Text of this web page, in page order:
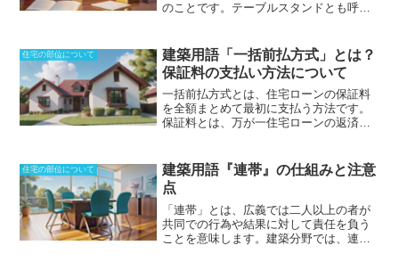
のことです。テーブルスタンドとも呼ば
明かりとして使える物から、演出として
利用されるような物までバリエーション
に富んでいます。デザインとして考えた
場合、傘の形状だけではなく、スタンド
全体のデザインをインテリアとしても活
用することができます。テーブルに置く
っている物を使えば、傘を使った間接照
明だけではない利用をすることも可能で
す。光ファイバーを使った物や、一見す
ればテーブルランプには見えないような
デザインの物まで存在し、アクセントと
しても強い役割を持たせることができま
住宅の部位について
建築用語「一括前払方式」とは？
保証料の支払い方法について
一括前払方式とは、住宅ローンの保証料
を全額まとめて最初に支払う方法です。
保証料とは、万が一住宅ローンの返済が
式では、保証会社を利用しないため、ネ
ット銀行からの住宅ローンの借り入れが
発生しないことが多いです。一括前払方
式のメリットは、毎月保証料を支払う必
要がないため、毎月の支払額を軽減でき
る点です。また、銀行の審査評価が高い
住宅の部位について
建築用語『連帯』の仕組みと注意
点
「連帯」とは、広義では二人以上の者が
共同での行為や結果に対して責任を負う
こと を意味します。建築分野では、連帯